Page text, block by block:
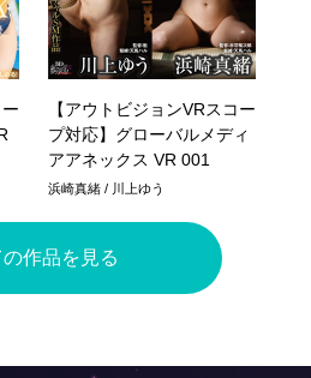
【アウトビジョンVRスコー
プ対応】グローバルメディ
アアネックス VR 001
浜崎真緒 / 川上ゆう
作品を見る